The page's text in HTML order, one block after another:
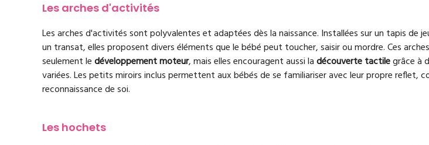
Les arches d'activités
Les arches d'activités sont polyvalentes et adaptées dès la naissance. Installées sur un tapis de
un transat, elles proposent divers éléments que le bébé peut toucher, saisir ou mordre. Ces
seulement ledéveloppement moteur, mais elles encouragent aussi ladécouverte tactilegrâce à
variées. Les petits miroirs inclus permettent aux bébés de se familiariser avec leur propre reflet,
reconnaissance de soi.
Les hochets